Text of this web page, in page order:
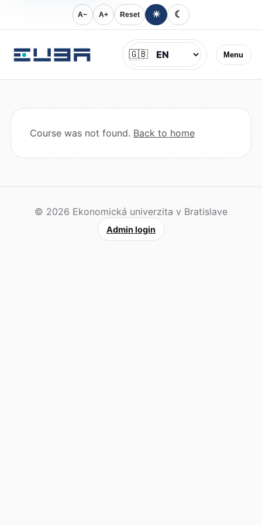
A− A+ Reset ☀ ☾
Menu
Jazyk
🇬🇧
Course was not found. Back to home
© 2026 Ekonomická univerzita v Bratislave
Admin login